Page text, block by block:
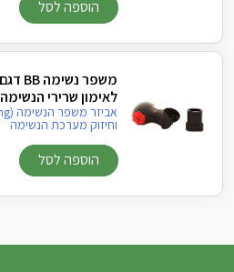
הוספה לסל
משפר נשימה BB דגם 1
לאימון שרירי הנשימה
וחיזוק מערכת הנשימה
הוספה לסל